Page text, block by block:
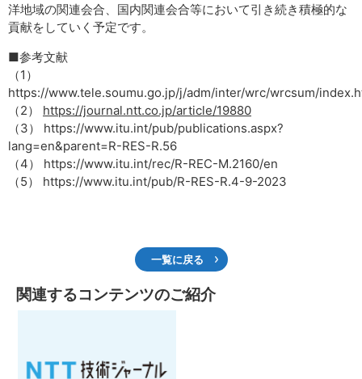
洋地域の関連会合、国内関連会合等において引き続き積極的な
貢献をしていく予定です。
■参考文献
（1）
https://www.tele.soumu.go.jp/j/adm/inter/wrc/wrcsum/
（2） https://journal.ntt.co.jp/article/19880
（3） https://www.itu.int/pub/publications.aspx?
lang=en&parent=R-RES-R.56
（4） https://www.itu.int/rec/R-REC-M.2160/en
（5） https://www.itu.int/pub/R-RES-R.4-9-2023
一覧に戻る
関連するコンテンツのご紹介